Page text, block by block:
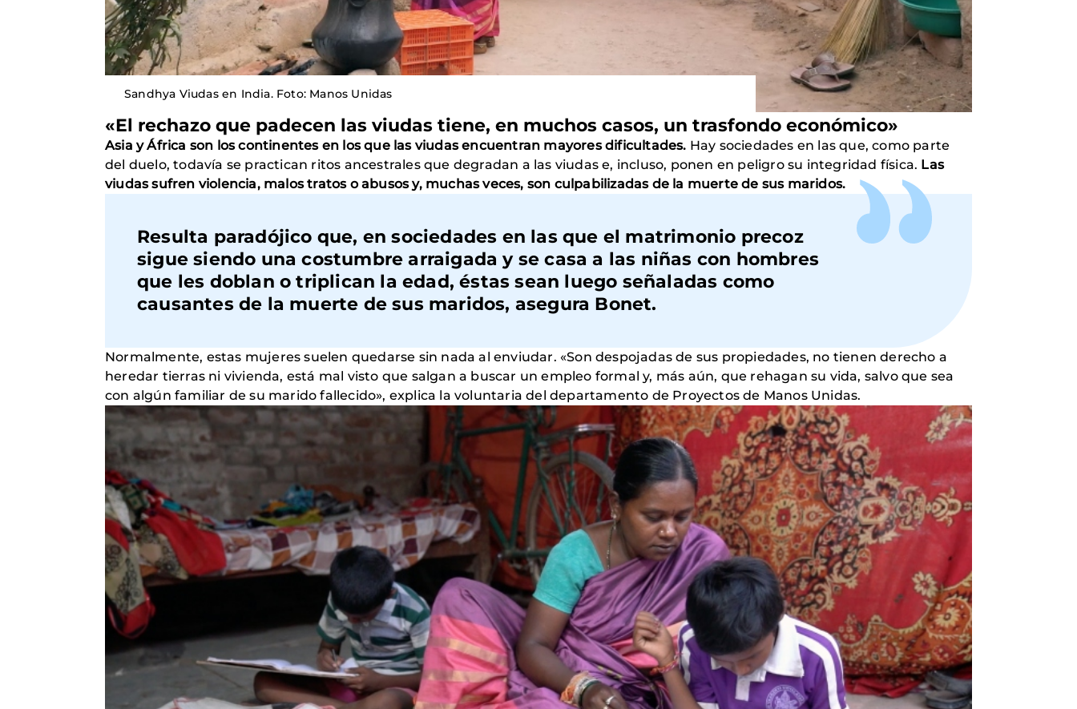
Sandhya Viudas en India. Foto: Manos Unidas
«El rechazo que padecen las viudas tiene, en muchos casos, un trasfondo económico»
Asia y África son los continentes en los que las viudas encuentran mayores dificultades. Hay sociedades en las que, como parte
del duelo, todavía se practican ritos ancestrales que degradan a las viudas e, incluso, ponen en peligro su integridad física. Las
viudas sufren violencia, malos tratos o abusos y, muchas veces, son culpabilizadas de la muerte de sus maridos.
Resulta paradójico que, en sociedades en las que el matrimonio precoz
sigue siendo una costumbre arraigada y se casa a las niñas con hombres
que les doblan o triplican la edad, éstas sean luego señaladas como
causantes de la muerte de sus maridos, asegura Bonet.
Normalmente, estas mujeres suelen quedarse sin nada al enviudar. «Son despojadas de sus propiedades, no tienen derecho a
heredar tierras ni vivienda, está mal visto que salgan a buscar un empleo formal y, más aún, que rehagan su vida, salvo que sea
con algún familiar de su marido fallecido», explica la voluntaria del departamento de Proyectos de Manos Unidas.